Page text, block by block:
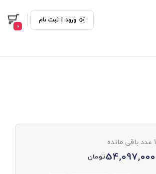
ورود | ثبت نام
0
1 عدد باقی مانده
54,097,000تومان